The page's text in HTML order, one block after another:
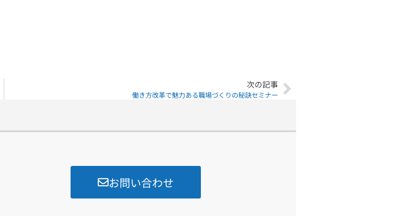
次の記事
働き方改革で魅力ある職場づくりの秘訣セミナー
お問い合わせ